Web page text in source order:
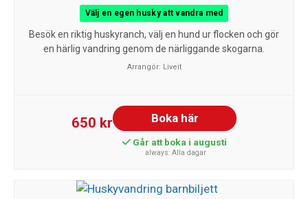
Välj en egen husky att vandra med
Besök en riktig huskyranch, välj en hund ur flocken och gör
en härlig vandring genom de närliggande skogarna.
Arrangör: Liveit
650 kr Boka här
Går att boka i augusti
always: Alla dagar